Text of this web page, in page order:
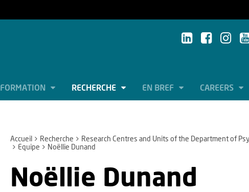
FORMATION RECHERCHE EN BREF CAREERS
Accueil Recherche Research Centres and Units of the Department of
Equipe
Noëllie Dunand
Noëllie Dunand